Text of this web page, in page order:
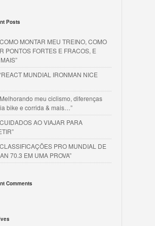
Posts
MONTAR MEU TREINO, COMO
PONTOS FORTES E FRACOS, E
MUNDIAL IRONMAN NICE
meu ciclismo, diferenças
bike e corrida & mais…”
AO VIAJAR PARA
PRO MUNDIAL DE
70.3 EM UMA PROVA”
Comments